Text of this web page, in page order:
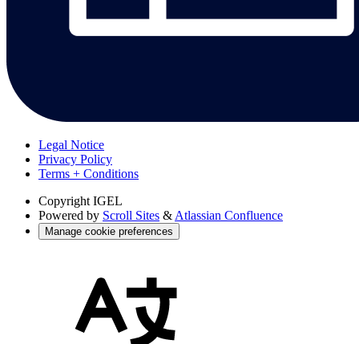
Legal Notice
Privacy Policy
Terms + Conditions
Copyright IGEL
Powered by Scroll Sites & Atlassian Confluence
Manage cookie preferences